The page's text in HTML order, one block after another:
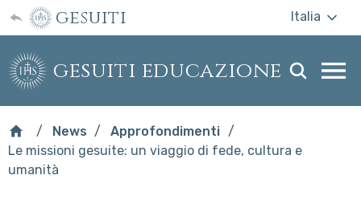
gesuiti Italia
gesuiti educazione
News
Approfondimenti
Le missioni gesuite: un viaggio di fede, cultura e
umanità